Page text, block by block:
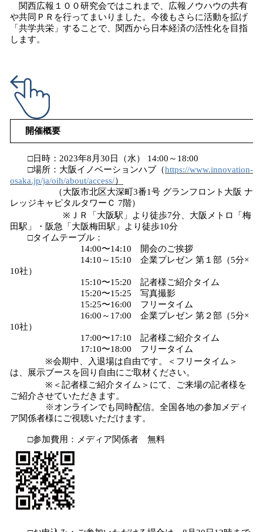
関西広報１００研究会ではこれまで、広報ノウハウの共有
や共同ＰＲを行ってまいりました。今後もさらに活動を拡げ
「共学共栄」することで、関西から日本経済の活性化を目指
します。
開催概要
□日時：2023年8月30日（水） 14:00～18:00
□場所：大阪イノベーションハブ（https://www.innovation-
osaka.jp/ja/oih/about/access/）
（大阪市北区大深町3番1号 グランフロント大阪 ナ
レッジキャピタルタワーＣ 7階）
※ＪＲ「大阪駅」より徒歩7分、大阪メトロ「梅
田駅」・阪急「大阪梅田駅」より徒歩10分
□タイムテーブル：
14:00〜14:10 開会のご挨拶
14:10～15:10 企業プレゼン 第１部（5分×
10社）
15:10〜15:20 記者様ご紹介タイム
15:20〜15:25 写真撮影
15:25〜16:00 フリータイム
16:00～17:00 企業プレゼン 第２部（5分×
10社）
17:00〜17:10 記者様ご紹介タイム
17:10〜18:00 フリータイム
※会期中、入退場は自由です。＜フリータイム＞
は、展示ブースを回り自由にご取材ください。
※＜記者様ご紹介タイム＞にて、ご来場の記者様を
ご紹介させていただきます。
※オンラインでも同時配信。全国各地の参加メディ
ア関係者様にご視聴いただけます。
□参加費用：メディア関係者 無料